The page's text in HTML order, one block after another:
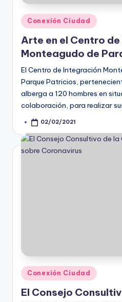
Posted
in
Conexión Ciudad
Arte en el Centro
Monteagudo de
El Centro de Integración
Parque Patricios,
alberga a 120 hombres en
colaboración, para realizar
Posted02/02/2021
Posted
in
Conexión Ciudad
El Consejo